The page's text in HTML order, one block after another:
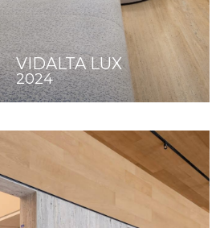
VIDALTA LUX
2024